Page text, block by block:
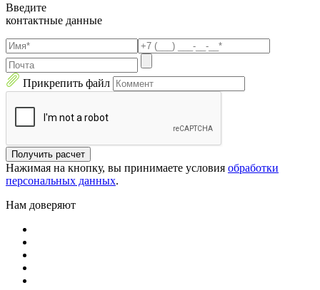
Введите
контактные данные
Прикрепить файл
Получить расчет
Нажимая на кнопку, вы принимаете условия обработки
персональных данных.
Нам доверяют